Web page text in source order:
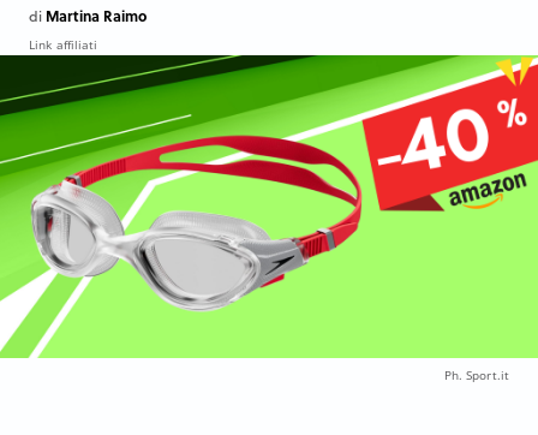
di Martina Raimo
Link affiliati
Ph. Sport.it